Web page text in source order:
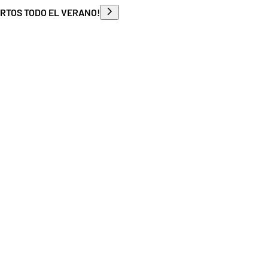
TODO EL VERANO!